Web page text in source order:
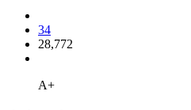
34
28,772
A+